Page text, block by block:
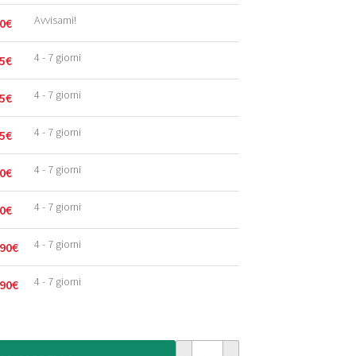
€ Avvisami!
€ 4 - 7 giorni
€ 4 - 7 giorni
€ 4 - 7 giorni
€ 4 - 7 giorni
€ 4 - 7 giorni
€ 4 - 7 giorni
€ 4 - 7 giorni